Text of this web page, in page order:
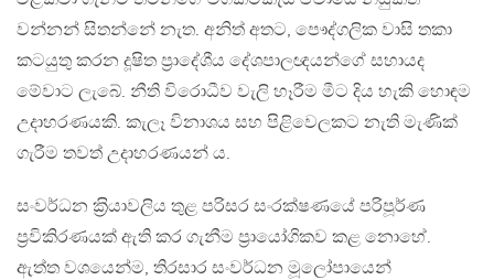
වන්නන් සිතන්නේ නැත. අනිත් අතට, පෞද්ගලික වාසි තකා
කටයුතු කරන දූෂිත ප‍්‍රාදේශීය දේශපාලඥයන්ගේ සහායද
මේවාට ලැබේ. නීති විරොධීව වැලි හෑරීම මීට දිය හැකි හොඳම
උදාහරණයකි. කැලෑ විනාශය සහ පිළිවෙලකට නැති මැණික්
ගැරීම තවත් උදාහරණයන් ය.
සංවර්ධන ක‍්‍රියාවලිය තුළ පරිසර සංරක්ෂණයේ පරිපූර්ණ
ප‍්‍රවිකිරණයක් ඇති කර ගැනීම ප‍්‍රායෝගිකව කළ නොහේ.
ඇත්ත වශයෙන්ම, තිරසාර සංවර්ධන මූලෝපායෙන්